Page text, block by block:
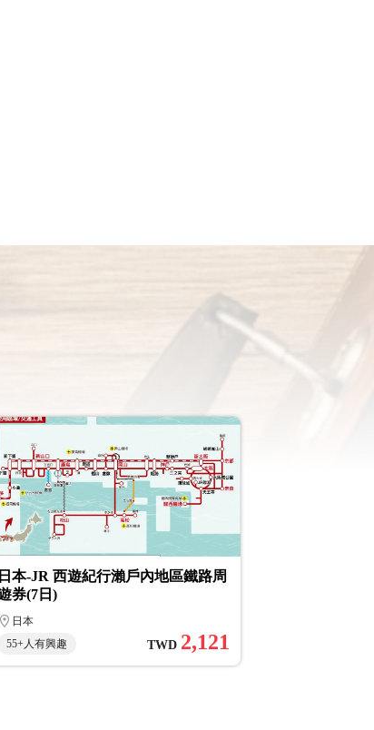
日本-JR 西遊紀行瀨戶內地區鐵路周
券(7日)
日本
55+人有興趣
TWD 2,121